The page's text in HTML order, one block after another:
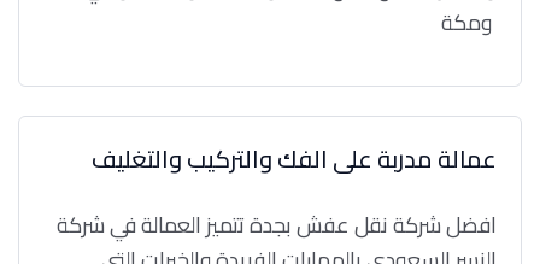
عمالة مدربة على الفك والتركيب والتغليف
افضل شركة نقل عفش بجدة تتميز العمالة في شركة